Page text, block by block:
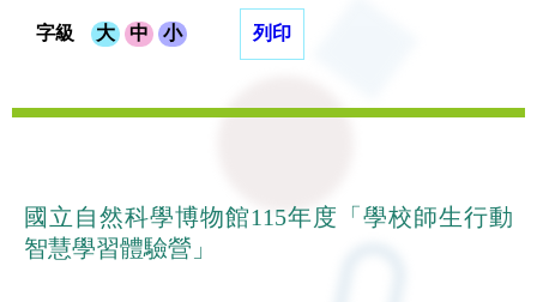
字級 大 中 小 列印
國立自然科學博物館115年度「學校師生行動
智慧學習體驗營」